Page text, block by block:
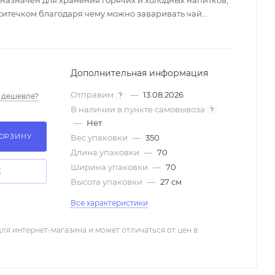
благодаря чему можно заваривать чай
Поставляется с удобным чехлом для хранения и
может использоваться в качестве чашки.
до 24ч. Сохранение холода: до 32ч. Высота: 24.5 см.
Дополнительная информация
Отправим ? — 13.08.2026
В наличии в пункте самовывоза
?
— Нет
Вес упаковки — 350
Длина упаковки — 70
Ширина упаковки — 70
Высота упаковки — 27 см
Все характеристики
интернет-магазина и может отличаться от цен в